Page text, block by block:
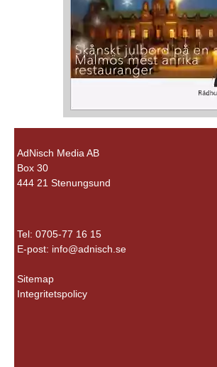
AdNisch Media AB
Box 30
444 21 Stenungsund
Tel: 0705-77 16 15
E-post: info@adnisch.se
Sitemap
Integritetspolicy